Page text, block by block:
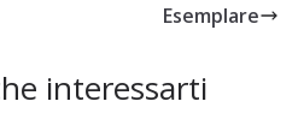
Esemplare
interessarti